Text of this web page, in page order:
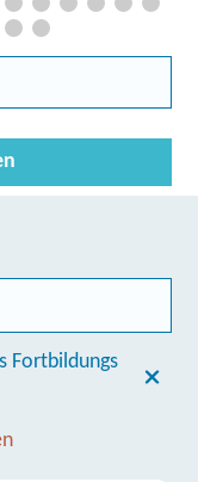
Fortbildungs